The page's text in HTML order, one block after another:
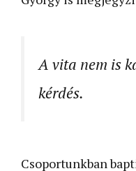
A vita nem is
kérdés.
Csoportunkban